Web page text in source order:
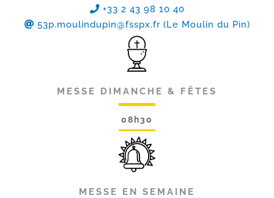
+33 2 43 98 10 40
53p.moulindupin@fsspx.fr(Le Moulin du Pin)
MESSE DIMANCHE & FÊTES
08h30
MESSE EN SEMAINE